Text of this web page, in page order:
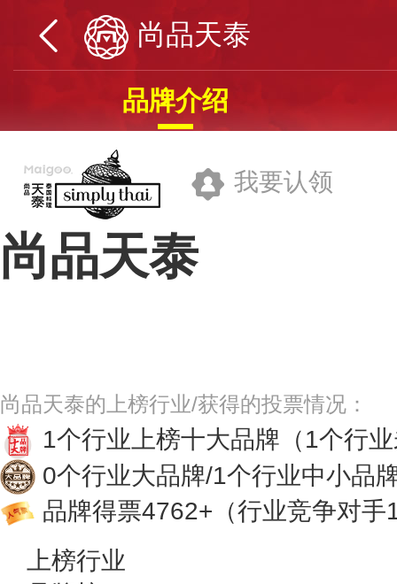
尚品天泰
品牌介绍
我要认领
尚品天泰
尚品天泰的上榜行业/获得的投票情况：
1个行业上榜十大品牌 （1个行
0个行业大品牌/1个行业中小品
品牌得票4762+ （行业竞争对
上榜行业